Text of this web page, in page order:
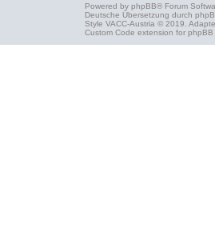
Powered by phpBB® Forum
Deutsche Übersetzung durch
Style VACC-Austria © 2019.
Custom Code extension for phpBB